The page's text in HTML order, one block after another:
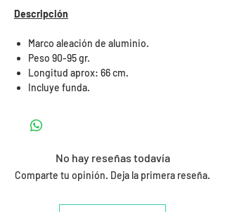
Descripción
Marco aleación de aluminio.
Peso 90-95 gr.
Longitud aprox: 66 cm.
Incluye funda.
No hay reseñas todavía
Comparte tu opinión. Deja la primera reseña.